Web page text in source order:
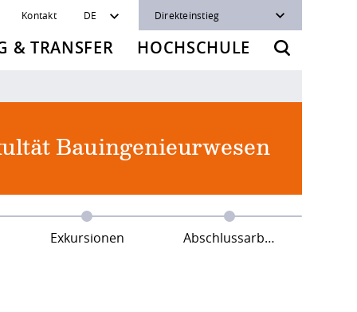
Kontakt DE Direkteinstieg
& TRANSFER HOCHSCHULE
Bauingenieurwesen
Exkursionen Abschlussarbeiten